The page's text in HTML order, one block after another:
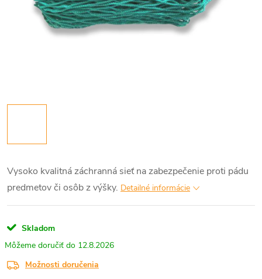
Vysoko kvalitná záchranná sieť na zabezpečenie proti pádu
predmetov či osôb z výšky. Detailné informácie
Skladom
12.8.2026
Možnosti doručenia